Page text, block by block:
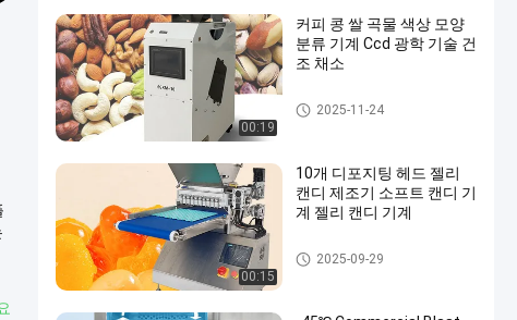
00:19
커피 콩 쌀 곡물 색상 모양
분류 기계 Ccd 광학 기술 건
조 채소
색채 선별기 기계
2025-11-24
00:15
10개 디포지팅 헤드 젤리
캔디 제조기 소프트 캔디 기
계 젤리 캔디 기계
진공 동결 건조기
2025-09-29